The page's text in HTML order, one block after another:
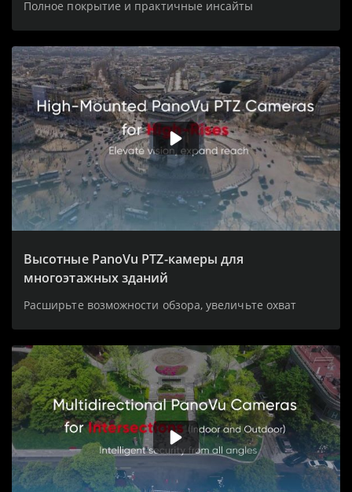
Полное покрытие и практичные инсайты
Высотные PanoVu PTZ-камеры для
многоэтажных зданий
Расширьте возможности обзора, увеличьте охват